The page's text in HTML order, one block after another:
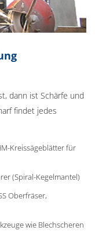
dann ist Schärfe und
findet jedes
Kreissägeblätter für
(Spiral-Kegelmantel)
Oberfräser,
wie Blechscheren